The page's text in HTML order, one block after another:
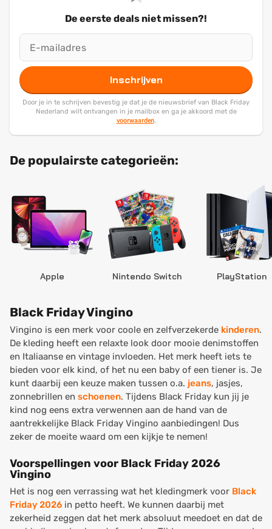
De eerste deals niet missen?!
Inschrijven
Door je in te schrijven bevestig je dat je de nieuwsbrief van Black Friday
Nederland wilt ontvangen in je mailbox en ga je akkoord met de
voorwaarden.
De populairste categorieën:
Apple Nintendo Switch PlayStation
Black Friday Vingino
Vingino is een merk voor coole en zelfverzekerde kinderen.
De kleding heeft een relaxte look door mooie denimstoffen
en Italiaanse en vintage invloeden. Het merk heeft iets te
bieden voor elk kind, of het nu een baby of een tiener is. Je
kunt daarbij een keuze maken tussen o.a. jeans, jasjes,
zonnebrillen en schoenen. Tijdens Black Friday kun jij je
kind nog eens extra verwennen aan de hand van de
aantrekkelijke Black Friday Vingino aanbiedingen! Dus
zeker de moeite waard om een kijkje te nemen!
Voorspellingen voor Black Friday 2026
Vingino
Het is nog een verrassing wat het kledingmerk voor Black
Friday 2026 in petto heeft. We kunnen daarbij met
zekerheid zeggen dat het merk absoluut meedoet en dat de